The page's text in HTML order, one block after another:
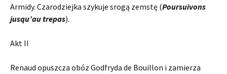
Armidy. Czarodziejka szykuje srogą zemstę (Poursuivons
jusqu’au trepas).
Akt II
Renaud opuszcza obóz Godfryda de Bouillon i zamierza